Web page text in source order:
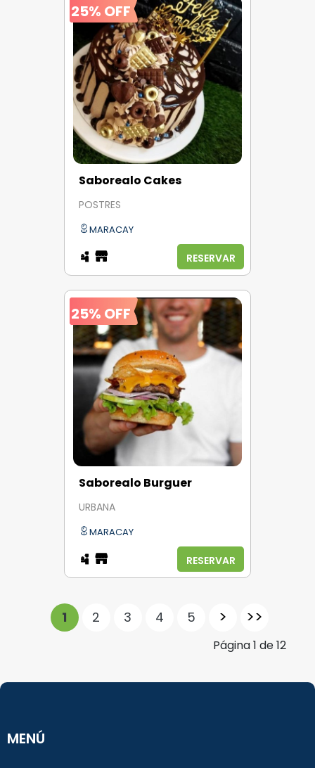
25% OFF
Saborealo Cakes
POSTRES
MARACAY
RESERVAR
25% OFF
Saborealo Burguer
URBANA
MARACAY
RESERVAR
1 2 3 4 5 > >>
Página1 de12
MENÚ